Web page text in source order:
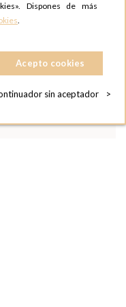
Dispones de más
.
Acepto cookies
sin aceptador >